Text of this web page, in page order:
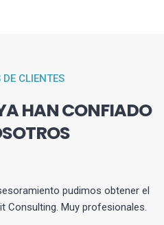
DE CLIENTES
HAN CONFIADO
pudimos obtener el
Consulting. Muy profesionales.